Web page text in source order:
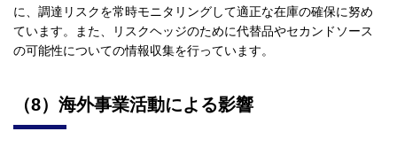
に、調達リスクを常時モニタリングして適正な在庫の確保に努め
ています。また、リスクヘッジのために代替品やセカンドソース
の可能性についての情報収集を行っています。
（8）海外事業活動による影響